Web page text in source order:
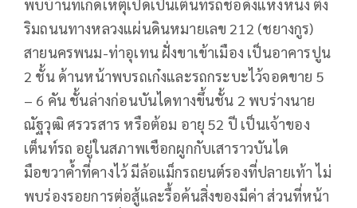
พบบ้านที่เกิดเหตุเปิดเป็นเต็นท์รถชื่อดังแห่งหนึ่ง ตั้ง
ริมถนนทางหลวงแผ่นดินหมายเลข 212 (ชยางกูร)
สายนครพนม-ท่าอุเทน ฝั่งขาเข้าเมือง เป็นอาคารปูน
2 ชั้น ด้านหน้าพบรถเก๋งและรถกระบะไว้จอดขาย 5
– 6 คัน ชั้นล่างก่อนบันไดทางขึ้นชั้น 2 พบร่างนาย
ณัฐวุฒิ ศรวรสาร หรือต้อม อายุ 52 ปี เป็นเจ้าของ
เต็นท์รถ อยู่ในสภาพเชือกผูกกับเสาราวบันได
มือขวาค้ำที่คางไว้ มีล้อแม็กรถยนต์รองที่ปลายเท้า ไม่
พบร่องรอยการต่อสู้และรื้อค้นสิ่งของมีค่า ส่วนที่หน้า